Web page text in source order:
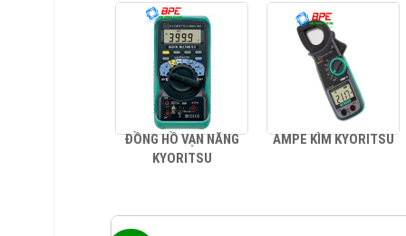
ĐỒNG HỒ VẠN NĂNG
KYORITSU
AMPE KÌM KYORITSU